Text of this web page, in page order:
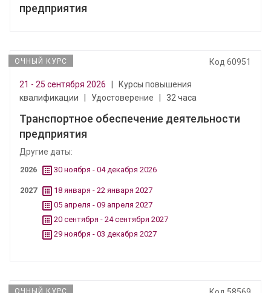
предприятия
ОЧНЫЙ КУРС Код 60951
21 - 25 сентября 2026
Курсы повышения
квалификации
Удостоверение 32 часа
Транспортное обеспечение деятельности
предприятия
Другие даты:
2026 30 ноября - 04 декабря 2026
2027
18 января - 22 января 2027
05 апреля - 09 апреля 2027
20 сентября - 24 сентября 2027
29 ноября - 03 декабря 2027
ОЧНЫЙ КУРС